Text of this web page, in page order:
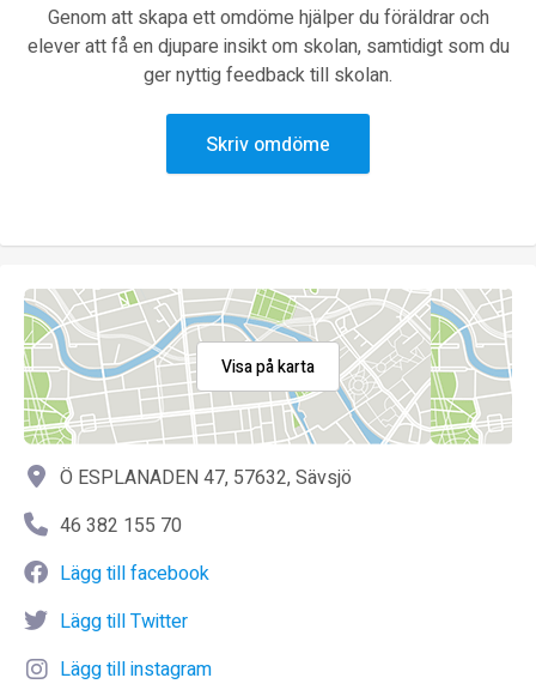
Genom att skapa ett omdöme hjälper du föräldrar och
elever att få en djupare insikt om skolan, samtidigt som du
ger nyttig feedback till skolan.
Skriv omdöme
Visa på karta
Ö ESPLANADEN 47, 57632, Sävsjö
46 382 155 70
Lägg till facebook
Lägg till Twitter
Lägg till instagram